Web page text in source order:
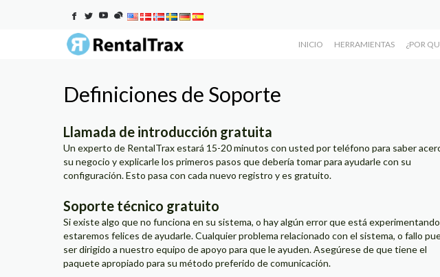
INICIO HERRAMIENTAS ¿POR
Definiciones de Soporte
Llamada de introducción gratuita
Un experto de RentalTrax estará 15-20 minutos con usted por teléfono para saber
su negocio y explicarle los primeros pasos que debería tomar para ayudarle con su
configuración. Esto pasa con cada nuevo registro y es gratuito.
Soporte técnico gratuito
Si existe algo que no funciona en su sistema, o hay algún error que está
estaremos felices de ayudarle. Cualquier problema relacionado con el sistema, o fallo
ser dirigido a nuestro equipo de apoyo para que le ayuden. Asegúrese de que tiene el
paquete apropiado para su método preferido de comunicación.